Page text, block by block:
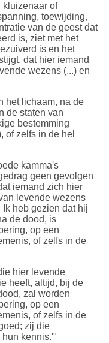
kluizenaar of
toewijding,
van de geest dat
is, ziet met het
is en het
dat hier iemand
wezens (...) en
het lichaam, na de
de staten van
bestemming
of zelfs in de hel
kamma's
geen gevolgen
iemand zich hier
levende wezens
Ik heb gezien dat hij
de dood, is
op een
of zelfs in de
hier levende
heeft, altijd, bij de
zal worden
op een
of zelfs in de
zij die
kennis.'"